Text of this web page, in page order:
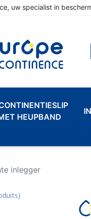
uw specialist in
HEUPBAND
inlegger